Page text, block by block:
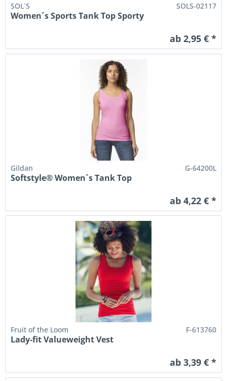
SOL´S SOLS-02117
Women´s Sports Tank Top Sporty
ab 2,95 € *
Gildan G-64200L
Softstyle® Women´s Tank Top
ab 4,22 € *
Fruit of the Loom F-613760
Lady-fit Valueweight Vest
ab 3,39 € *